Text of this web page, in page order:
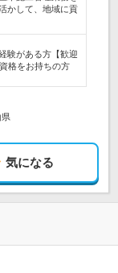
かして、地域に貢
験がある方【歓迎
格をお持ちの方
県
気になる